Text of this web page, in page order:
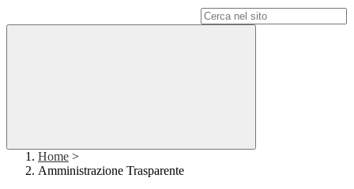
Home >
Amministrazione Trasparente